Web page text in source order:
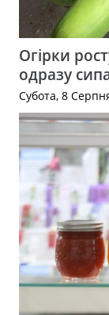
Огірки
одразу
Субота, 8